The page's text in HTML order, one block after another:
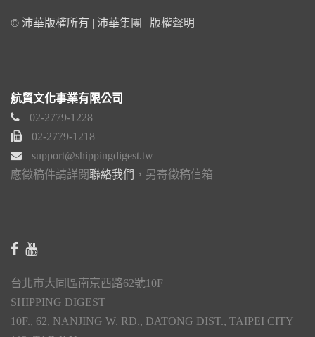
© 沛華版權所有 | 沛華集團 | 版權聲明
航貿文化事業有限公司
02-2779-1228
02-2779-1218
support@shippingdigest.tw
應徵稿件請詳閱聯絡我們 ，另寄徵稿信箱
台北市大同區南京西路62號10F
SHIPPING DIGEST
10F., 62, NANJING W. RD., DATONG DIST., TAIPEI CITY